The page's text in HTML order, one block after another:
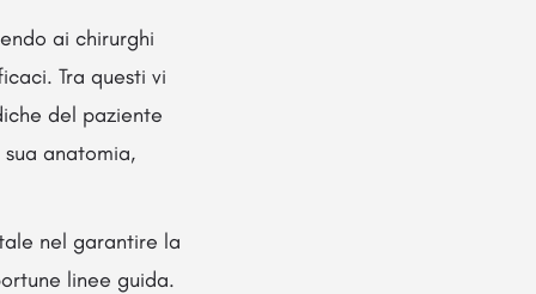
ai chirurghi
Tra questi vi
del paziente
anatomia,
nel garantire la
linee guida.